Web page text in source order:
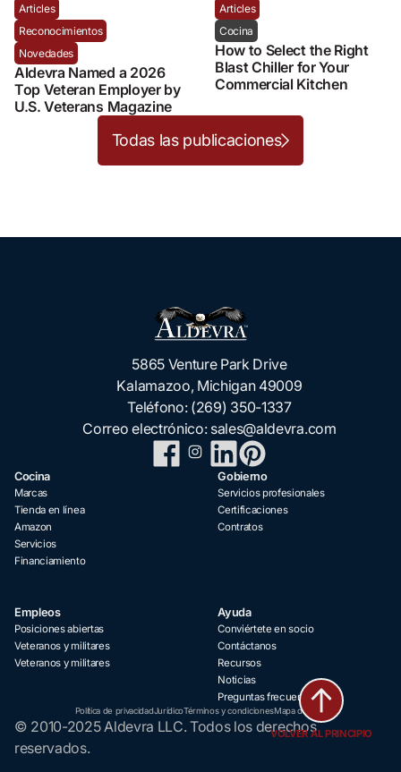
Articles
Reconocimientos
Novedades
Aldevra Named a 2026
Top Veteran Employer by
U.S. Veterans Magazine
Articles
Cocina
How to Select the Right
Blast Chiller for Your
Commercial Kitchen
Todas las publicaciones
VOLVER AL PRINCIPIO
5865 Venture Park Drive
Kalamazoo, Michigan 49009
Teléfono: (269) 350-1337
Correo electrónico: sales@aldevra.com
Cocina
Marcas
Tienda en línea
Amazon
Servicios
Financiamiento
Gobierno
Servicios profesionales
Certificaciones
Contratos
Empleos
Posiciones abiertas
Veteranos y militares
Veteranos y militares
Ayuda
Conviértete en socio
Contáctanos
Recursos
Noticias
Preguntas frecuentes
Política de privacidadJurídicoTérminos y condicionesMapa del sitio
© 2010-2025 Aldevra LLC. Todos los derechos
reservados.